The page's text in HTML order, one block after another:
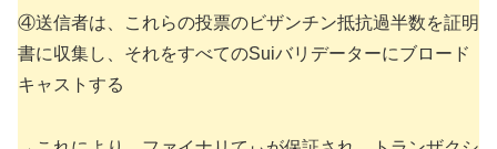
④送信者は、これらの投票のビザンチン抵抗過半数を証明
書に収集し、それをすべてのSuiバリデーターにブロード
キャストする